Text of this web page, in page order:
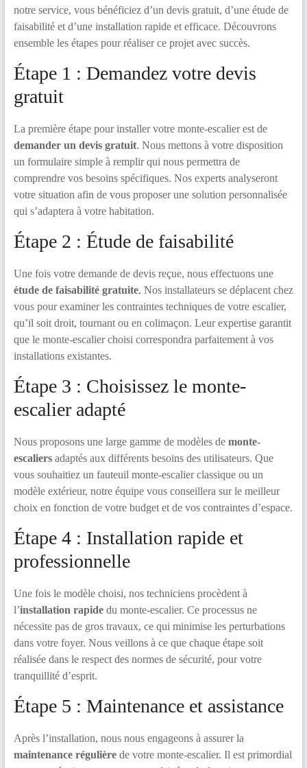
notre service, vous bénéficiez d’un devis gratuit, d’une étude de
faisabilité et d’une installation rapide et efficace. Découvrons
ensemble les étapes pour réaliser ce projet avec succès.
Étape 1 : Demandez votre devis
gratuit
La première étape pour installer votre monte-escalier est de
demander un devis gratuit. Nous mettons à votre disposition
un formulaire simple à remplir qui nous permettra de
comprendre vos besoins spécifiques. Nos experts analyseront
votre situation afin de vous proposer une solution personnalisée
qui s’adaptera à votre habitation.
Étape 2 : Étude de faisabilité
Une fois votre demande de devis reçue, nous effectuons une
étude de faisabilité gratuite. Nos installateurs se déplacent chez
vous pour examiner les contraintes techniques de votre escalier,
qu’il soit droit, tournant ou en colimaçon. Leur expertise garantit
que le monte-escalier choisi correspondra parfaitement à vos
installations existantes.
Étape 3 : Choisissez le monte-
escalier adapté
Nous proposons une large gamme de modèles de monte-
escaliersadaptés aux différents besoins des utilisateurs. Que
vous souhaitiez un fauteuil monte-escalier classique ou un
modèle extérieur, notre équipe vous conseillera sur le meilleur
choix en fonction de votre budget et de vos contraintes d’espace.
Étape 4 : Installation rapide et
professionnelle
Une fois le modèle choisi, nos techniciens procèdent à
l’installation rapidedu monte-escalier. Ce processus ne
nécessite pas de gros travaux, ce qui minimise les perturbations
dans votre foyer. Nous veillons à ce que chaque étape soit
réalisée dans le respect des normes de sécurité, pour votre
tranquillité d’esprit.
Étape 5 : Maintenance et assistance
Après l’installation, nous nous engageons à assurer la
maintenance régulièrede votre monte-escalier. Il est primordial